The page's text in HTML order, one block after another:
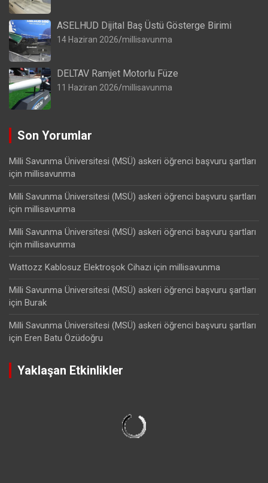
ASELHUD Dijital Baş Üstü Gösterge Birimi
14 Haziran 2026 millisavunma
DELTAV Ramjet Motorlu Füze
11 Haziran 2026 millisavunma
Son Yorumlar
Milli Savunma Üniversitesi (MSÜ) askeri öğrenci başvuru şartları
için millisavunma
Milli Savunma Üniversitesi (MSÜ) askeri öğrenci başvuru şartları
için millisavunma
Milli Savunma Üniversitesi (MSÜ) askeri öğrenci başvuru şartları
için millisavunma
Wattozz Kablosuz Elektroşok Cihazı için millisavunma
Milli Savunma Üniversitesi (MSÜ) askeri öğrenci başvuru şartları
için Burak
Milli Savunma Üniversitesi (MSÜ) askeri öğrenci başvuru şartları
için Eren Batu Özüdoğru
Yaklaşan Etkinlikler